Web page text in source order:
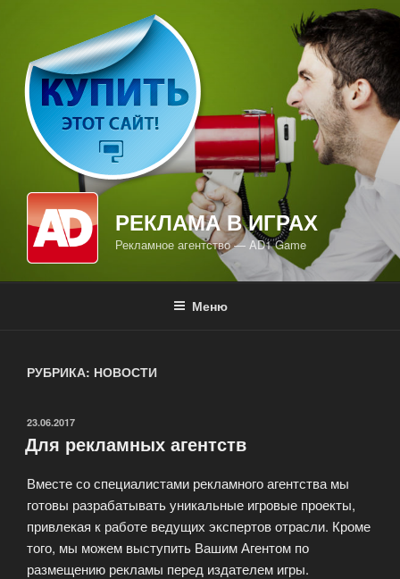
содержимому
РЕКЛАМА В ИГРАХ
Рекламное агентство — AD1 Game
Меню
РУБРИКА: НОВОСТИ
ОПУБЛИКОВАНО
23.06.2017
Для рекламных агентств
Вместе со специалистами рекламного агентства мы
готовы разрабатывать уникальные игровые проекты,
привлекая к работе ведущих экспертов отрасли. Кроме
того, мы можем выступить Вашим Агентом по
размещению рекламы перед издателем игры.